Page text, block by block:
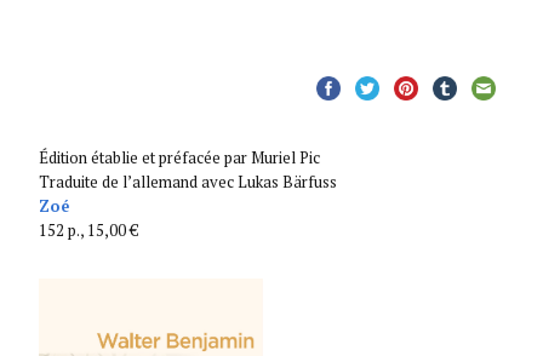
Édition établie et préfacée par Muriel Pic
Traduite de l’allemand avec Lukas Bärfuss
Zoé
152 p., 15,00 €